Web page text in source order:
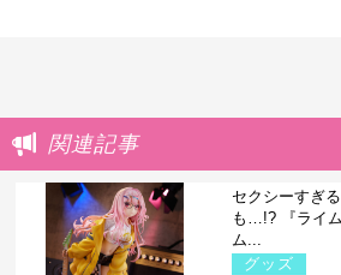
関連記事
セクシーすぎ
も…!? 『ライ
ム...
グッズ